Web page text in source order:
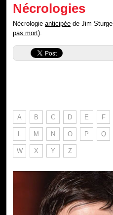
Nécrologies
Nécrologieanticipée de Jim
pas mort).
A B C D E F
L M N O P Q
W X Y Z